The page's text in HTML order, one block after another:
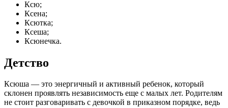
Ксю;
Ксена;
Ксютка;
Ксеша;
Ксюнечка.
Детство
Ксюша — это энергичный и активный ребенок, который
склонен проявлять независимость еще с малых лет. Родителям
не стоит разговаривать с девочкой в приказном порядке, ведь